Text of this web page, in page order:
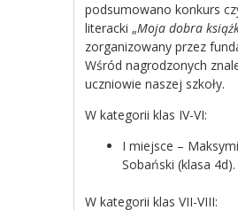
podsumowano konkurs
literacki „Moja dobra
zorganizowany przez
Wśród nagrodzonych
uczniowie naszej szkoły.
W kategorii klas IV-VI:
I miejsce –
Sobański (klasa 4d).
W kategorii klas VII-VIII: